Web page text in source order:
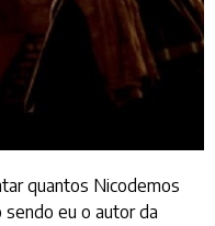
quantos Nicodemos
eu o autor da